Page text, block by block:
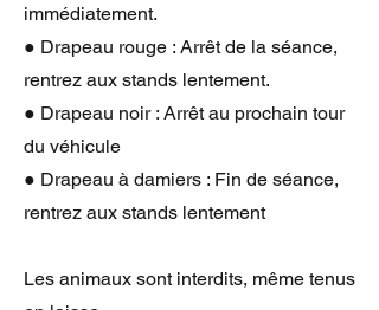
immédiatement.
● Drapeau rouge : Arrêt de la séance,
rentrez aux stands lentement.
● Drapeau noir : Arrêt au prochain tour
du véhicule
● Drapeau à damiers : Fin de séance,
rentrez aux stands lentement
Les animaux sont interdits, même tenus